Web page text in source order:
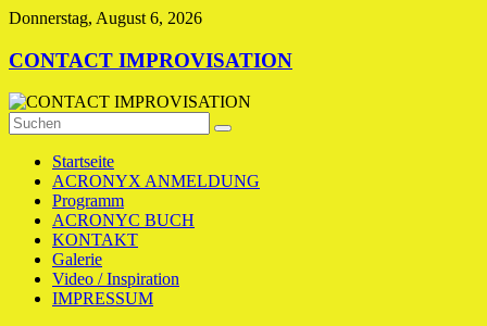
Zum
springen
Donnerstag, August 6, 2026
CONTACT IMPROVISATION
Startseite
ACRONYX ANMELDUNG
Programm
ACRONYC BUCH
KONTAKT
Galerie
Video / Inspiration
IMPRESSUM